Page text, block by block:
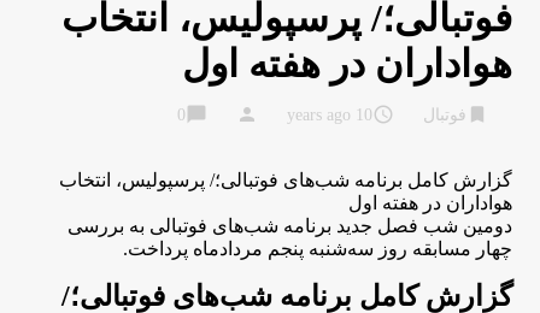
فوتبالی؛/ پرسپولیس، انتخاب
هواداران در هفته اول
فوتبال access_time
10 years ago
person
chat_bubble
گزارش کامل برنامه شب‌های فوتبالی؛/ پرسپولیس، انتخاب
هواداران در هفته اول
دومین شب فصل جدید برنامه شب‌های فوتبالی به بررسی
چهار مسابقه روز سه‌شنبه پنجم مردادماه پرداخت.
گزارش کامل برنامه شب‌های فوتبالی؛/